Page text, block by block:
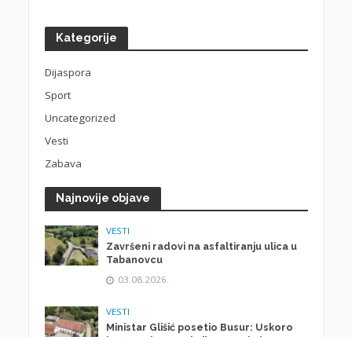
Kategorije
Dijaspora
Sport
Uncategorized
Vesti
Zabava
Najnovije objave
VESTI
Završeni radovi na asfaltiranju ulica u
Tabanovcu
03.08.2026.
VESTI
Ministar Glišić posetio Busur: Uskoro